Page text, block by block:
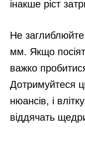
інакше ріст
Не
мм. Якщо
важко
Дотримуйтеся
нюансів, і
віддячать